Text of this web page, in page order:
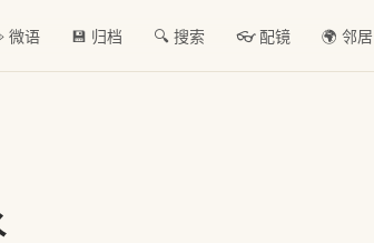
微语 💾 归档 🔍 搜索 👓 配镜 🌍 邻居